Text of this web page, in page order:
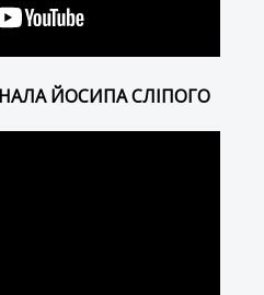
ЙОСИПА СЛІПОГО